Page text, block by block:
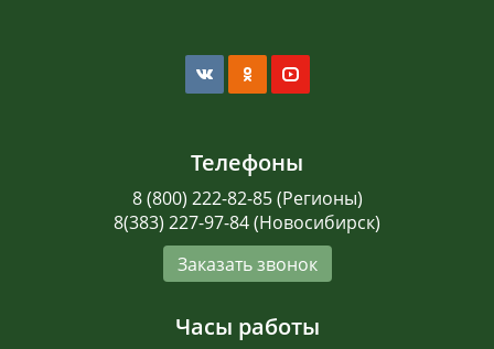
Телефоны
8 (800) 222-82-85 (Регионы)
8(383) 227-97-84 (Новосибирск)
Заказать звонок
Часы работы